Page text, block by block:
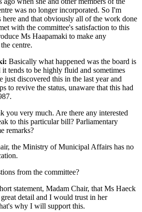
was no longer incorporated. So I'm
here and that obviously all of the work done
with the committee's satisfaction to this
Ms Haapamaki to make any
centre.
Basically what happened was the board is
it tends to be highly fluid and sometimes
just discovered this in the last year and
to revive the status, unaware that this had
you very much. Are there any interested
to this particular bill? Parliamentary
remarks?
the Ministry of Municipal Affairs has no
from the committee?
statement, Madam Chair, that Ms Haeck
detail and I would trust in her
why I will support this.